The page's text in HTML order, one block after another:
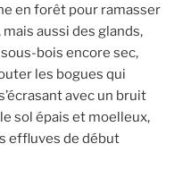
en forêt pour ramasser
aussi des glands,
bois encore sec,
les bogues qui
avec un bruit
sol épais et moelleux,
effluves de début